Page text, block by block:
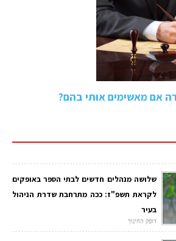
אם מאשימים אותי בהם?
שלושה מנהלים חדשים לבתי הספר באופקים
לקראת תשפ"ז: ככה מתרחבת שדרת הניהול
בעיר
דופק החינוך